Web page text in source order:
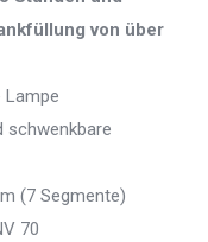
von über
Lampe
schwenkbare
(7 Segmente)
70